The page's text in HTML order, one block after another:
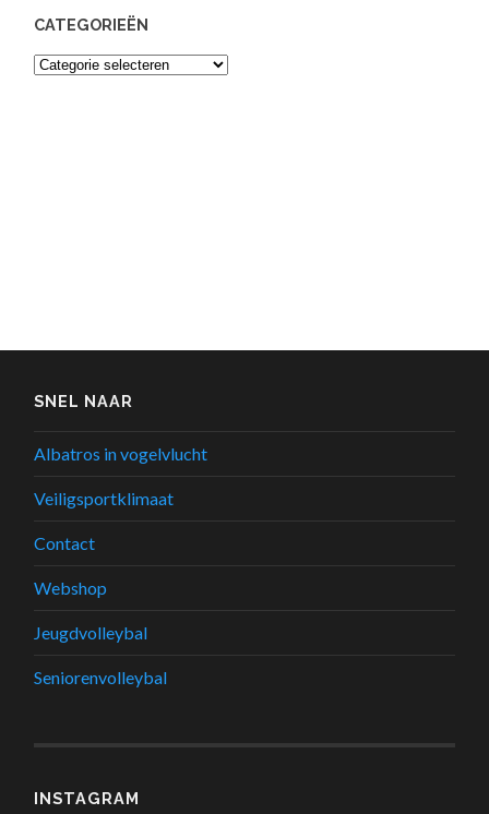
CATEGORIEËN
Categorieën
SNEL NAAR
Albatros in vogelvlucht
Veiligsportklimaat
Contact
Webshop
Jeugdvolleybal
Seniorenvolleybal
INSTAGRAM